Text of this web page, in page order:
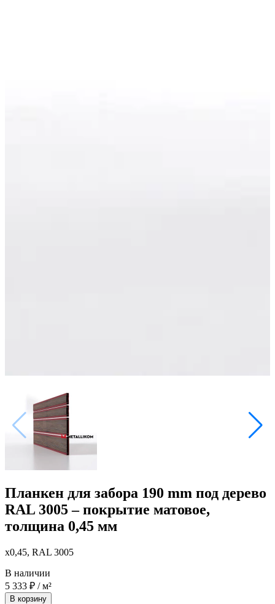
Планкен для забора 190 mm под дерево
RAL 3005 – покрытие матовое,
толщина 0,45 мм
x0,45, RAL 3005
В наличии
5 333 ₽ / м²
В корзину